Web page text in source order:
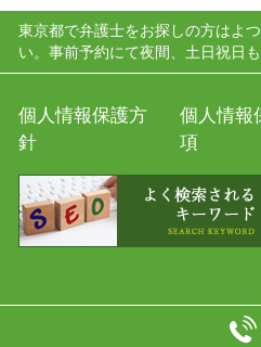
東京都で弁護士をお探しの方はよ
い。事前予約にて夜間、土日祝日
個人情報保護方
針
個人情報
項